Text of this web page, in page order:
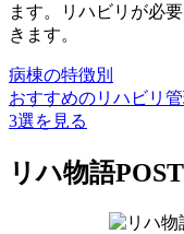
ます。リハビリが必
きます。
病棟の特徴別
おすすめのリハビリ
3選を見る
リハ物語